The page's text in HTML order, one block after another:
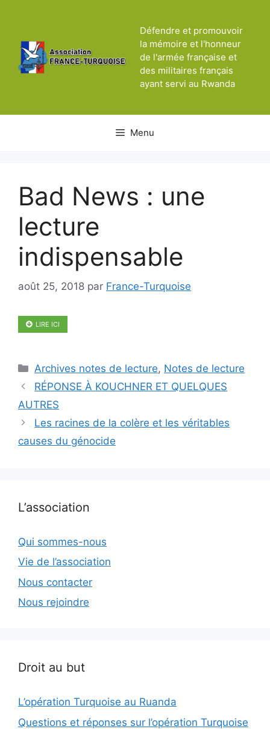
Défendre et promouvoir
la mémoire et l'honneur
de l'armée française et
des militaires français
ayant servi au Rwanda
Menu
Bad News : une
lecture
indispensable
août 25, 2018 par France-Turquoise
LIRE ICI
Catégories
Archives notes de lecture, Notes de lecture
RÉPONSE À KOUCHNER ET QUELQUES
AUTRES
Les racines de la colère et les véritables
causes du génocide
L’association
Qui sommes-nous
Vie de l’association
Nous contacter
Nous rejoindre
Droit au but
L’opération Turquoise au Ruanda
Questions et réponses sur l’opération Turquoise